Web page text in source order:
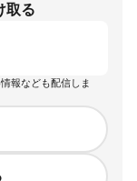
取る
報なども配信しま